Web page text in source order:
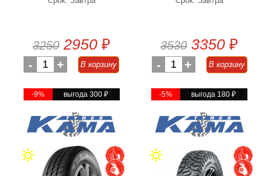
3250 2950 ₽
- 1 + В корзину
-9% выгода 300₽
3530 3350 ₽
- 1 + В корзину
-5% выгода 180₽